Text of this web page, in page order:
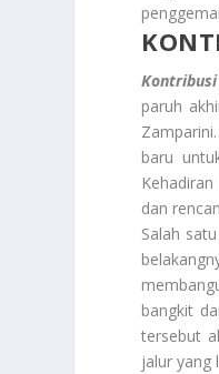
paruh
baru
dan
Salah
bangkit
tersebut
jalur yang